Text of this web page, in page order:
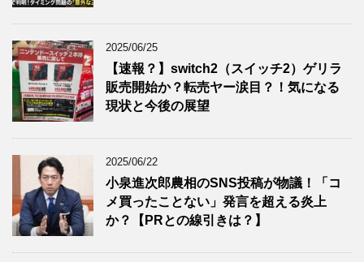
2025/06/25
【速報？】switch2（スイッチ2）ゲリラ
販売開始か？転売ヤー涙目？！気になる
現状と今後の展望
2025/06/22
小泉進次郎農相のSNS投稿が物議！「コ
メ買ったことない」発言を超える炎上
か？【PRとの線引きは？】